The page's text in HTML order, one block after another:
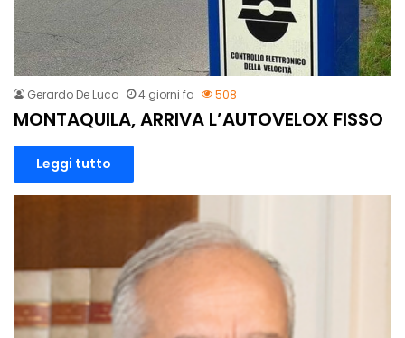
Gerardo De Luca 4 giorni fa 508
MONTAQUILA, ARRIVA L’AUTOVELOX FISSO
Leggi tutto